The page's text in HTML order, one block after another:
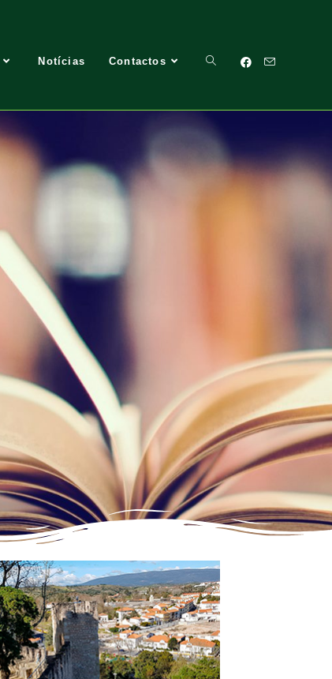
Notícias Contactos